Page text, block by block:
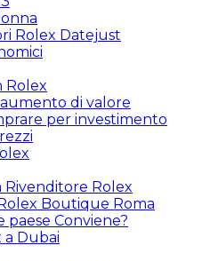
Rolex Datejust
Rolex
di valore
per investimento
Rivenditore Rolex
Boutique Roma
paese Conviene?
a Dubai